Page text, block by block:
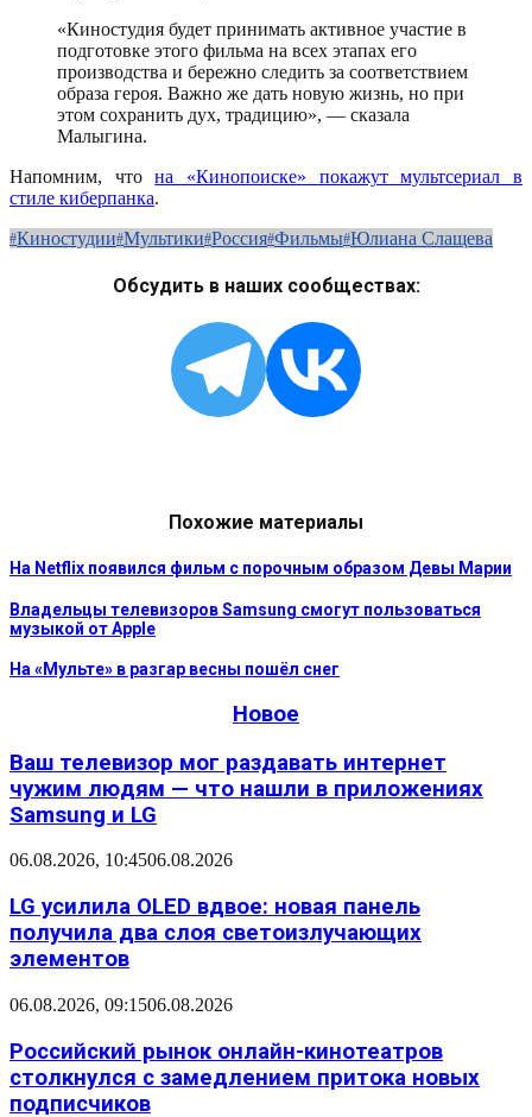
«Киностудия будет принимать активное участие в
подготовке этого фильма на всех этапах его
производства и бережно следить за соответствием
образа героя. Важно же дать новую жизнь, но при
этом сохранить дух, традицию», — сказала
Малыгина.
Напомним, чтона «Кинопоиске» покажут мультсериал в
стиле киберпанка.
Киностудии Мультики Россия Фильмы Юлиана Слащева
Обсудить в наших сообществах:
Похожие материалы
На Netflix появился фильм с порочным образом Девы Марии
Владельцы телевизоров Samsung смогут пользоваться
музыкой от Apple
На «Мульте» в разгар весны пошёл снег
Новое
Ваш телевизор мог раздавать интернет
чужим людям — что нашли в приложениях
Samsung и LG
06.08.2026, 10:4506.08.2026
LG усилила OLED вдвое: новая панель
получила два слоя светоизлучающих
элементов
06.08.2026, 09:1506.08.2026
Российский рынок онлайн-кинотеатров
столкнулся с замедлением притока новых
подписчиков